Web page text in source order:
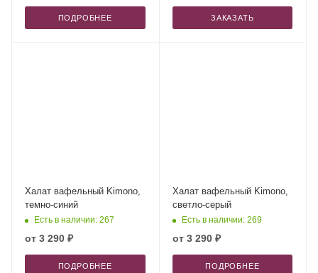
ПОДРОБНЕЕ ЗАКАЗАТЬ
Халат вафельный Kimono,
темно-синий
Есть в наличии: 267
от 3 290 ₽
ПОДРОБНЕЕ
Халат вафельный Kimono,
светло-серый
Есть в наличии: 269
от 3 290 ₽
ПОДРОБНЕЕ